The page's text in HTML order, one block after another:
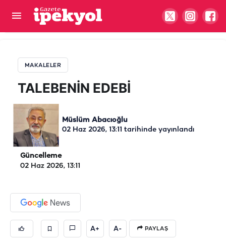
MAKALELER
TALEBENİN EDEBİ
Müslüm Abacıoğlu
02 Haz 2026, 13:11 tarihinde yayınlandı
Güncelleme
02 Haz 2026, 13:11
A+ A- PAYLAŞ
TALEBENİN EDEBİ